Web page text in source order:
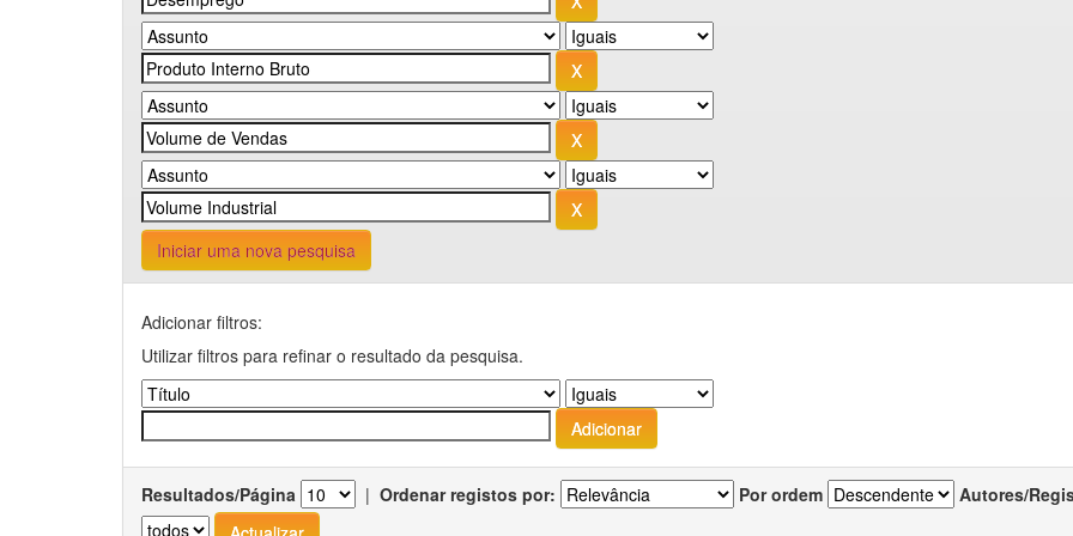
Iniciar uma nova pesquisa
Adicionar filtros:
Utilizar filtros para refinar o resultado da pesquisa.
Resultados/Página | Ordenar registos por: Por ordem Autores/